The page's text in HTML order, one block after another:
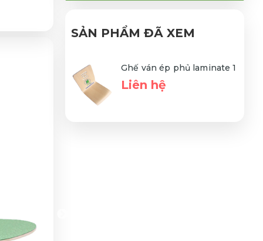
SẢN PHẨM ĐÃ XEM
Ghế ván ép phủ laminate 1
Liên hệ